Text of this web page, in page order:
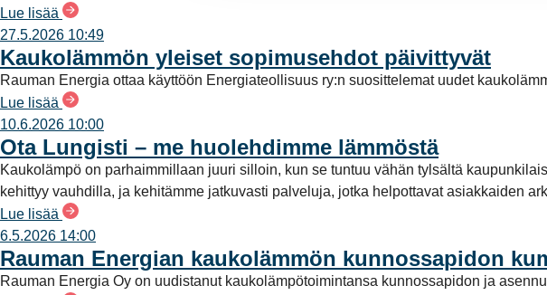
i
Lue lisää
27.5.2026 10:49
Kaukolämmön yleiset sopimusehdot päivittyvät
Rauman Energia ottaa käyttöön Energiateollisuus ry:n suosittelemat uudet
Lue lisää
10.6.2026 10:00
Ota Lungisti – me huolehdimme lämmöstä
Kaukolämpö on parhaimmillaan juuri silloin, kun se tuntuu vähän tylsältä
kehittyy vauhdilla, ja kehitämme jatkuvasti palveluja, jotka helpottavat asiakkaiden
Lue lisää
6.5.2026 14:00
Rauman Energian kaukolämmön kunnossapidon
Rauman Energia Oy on uudistanut kaukolämpötoimintansa kunnossapidon ja